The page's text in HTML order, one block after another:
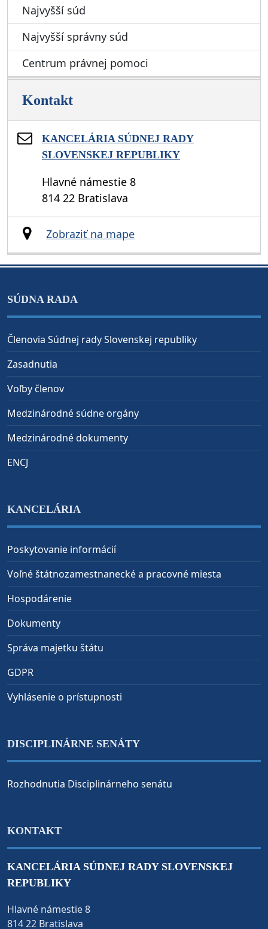
Najvyšší súd
Najvyšší správny súd
Centrum právnej pomoci
Kontakt
KANCELÁRIA SÚDNEJ RADY
SLOVENSKEJ REPUBLIKY
Hlavné námestie 8
814 22 Bratislava
Zobraziť na mape
SÚDNA RADA
Členovia Súdnej rady Slovenskej republiky
Zasadnutia
Voľby členov
Medzinárodné súdne orgány
Medzinárodné dokumenty
ENCJ
KANCELÁRIA
Poskytovanie informácií
Voľné štátnozamestnanecké a pracovné miesta
Hospodárenie
Dokumenty
Správa majetku štátu
GDPR
Vyhlásenie o prístupnosti
DISCIPLINÁRNE SENÁTY
Rozhodnutia Disciplinárneho senátu
KONTAKT
KANCELÁRIA SÚDNEJ RADY SLOVENSKEJ
REPUBLIKY
Hlavné námestie 8
814 22 Bratislava